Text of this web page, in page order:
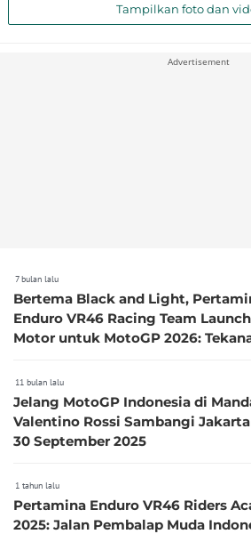
Tampilkan foto dan
Advertisement
7 bulan lalu
Bertema Black and Light,
Enduro VR46 Racing Team
Motor untuk MotoGP 2026:
11 bulan lalu
Jelang MotoGP Indonesia di
Valentino Rossi Sambangi
30 September 2025
1 tahun lalu
Pertamina Enduro VR46 Riders
2025: Jalan Pembalap Muda